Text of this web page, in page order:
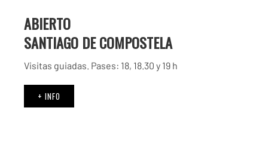
ABIERTO
SANTIAGO DE COMPOSTELA
Visitas guiadas. Pases: 18, 18.30 y 19 h
+ INFO